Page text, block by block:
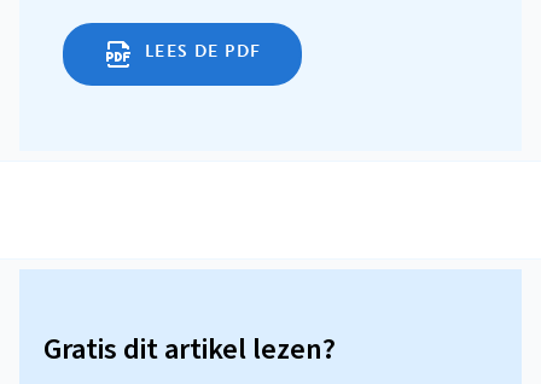
LEES DE PDF
Gratis dit artikel lezen?